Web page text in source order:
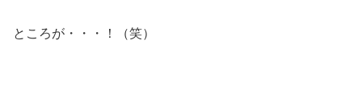
ところが・・・！（笑）